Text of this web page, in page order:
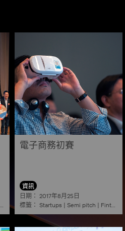
電子商務初賽
資訊
日期： 2017年8月25日
標籤： Startups | Semi pitch | Fintech